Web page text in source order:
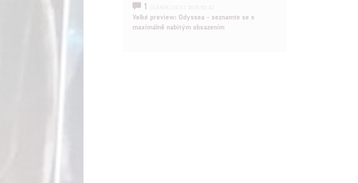
1
Velké preview: Odyssea - seznamte se s
maximálně nabitým obsazením